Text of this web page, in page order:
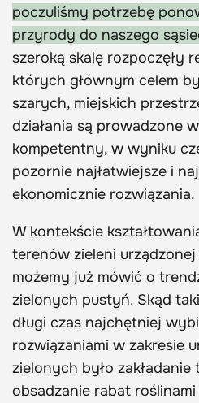
poczuliśmy potrzebę
przyrody do naszego
szeroką skalę rozpoczęły
których głównym celem
szarych, miejskich
działania są prowadzone
kompetentny, w wyniku
pozornie najłatwiejsze i
ekonomicznie rozwiązania.
W kontekście
terenów zieleni urządzonej
możemy już mówić o
zielonych pustyń. Skąd
długi czas najchętniej
rozwiązaniami w zakresie
zielonych było
obsadzanie rabat